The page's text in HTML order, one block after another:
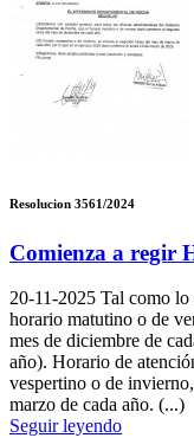
Resolucion 3561/2024
Comienza a regir
20-11-2025 Tal como lo
horario matutino o de
mes de diciembre de
año). Horario de
vespertino o de
marzo de cada año. (...)
Seguir leyendo